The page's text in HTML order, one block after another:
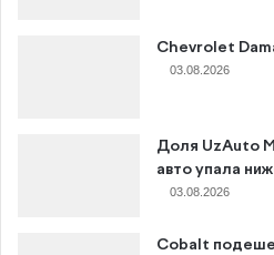
Chevrolet
03.08.2026
Доля UzAuto
авто упала
03.08.2026
Cobalt